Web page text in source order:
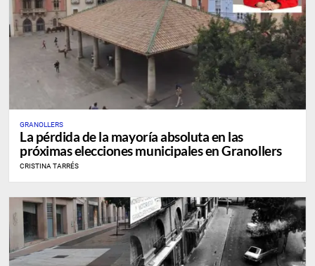
GRANOLLERS
La pérdida de la mayoría absoluta en las
próximas elecciones municipales en Granollers
CRISTINA TARRÉS